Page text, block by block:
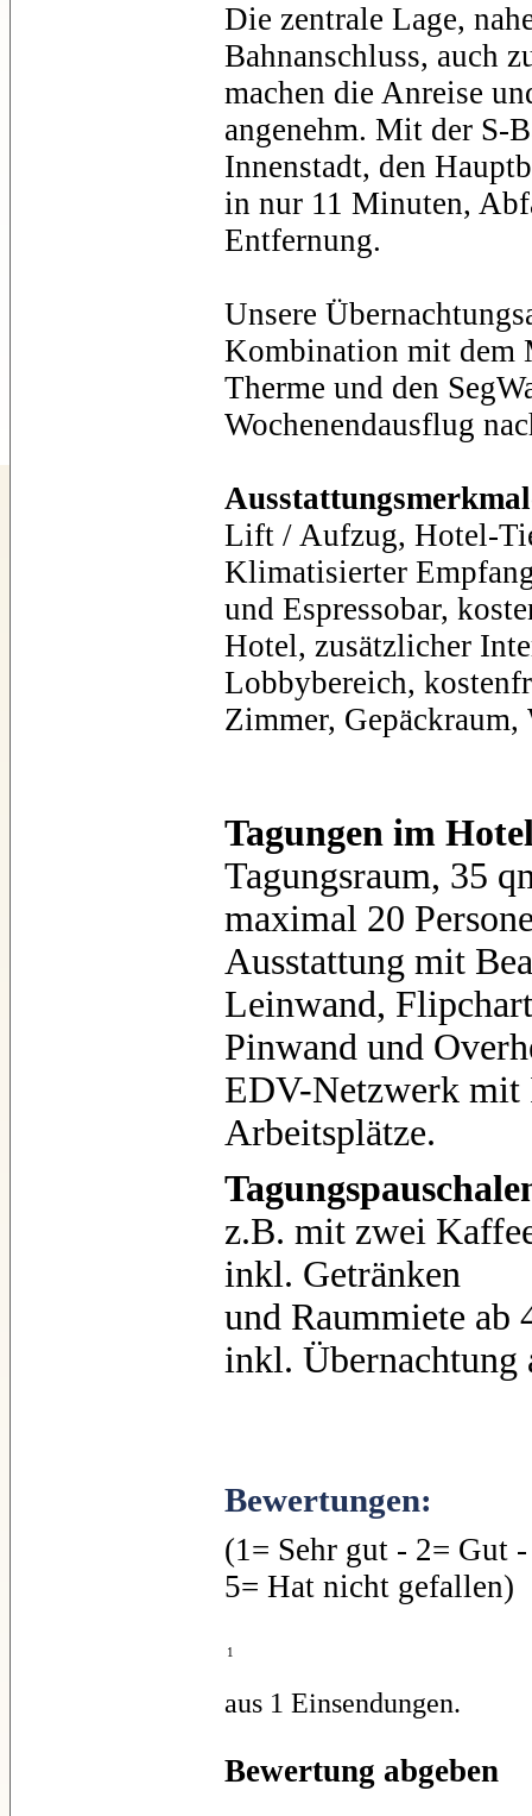
Die zentrale Lage,
Bahnanschluss, auch
machen die Anreise
angenehm. Mit der S-
Innenstadt, den
in nur 11 Minuten,
Entfernung.
Unsere
Kombination mit dem
Therme und den
Wochenendausflug
Lift / Aufzug, Hotel-
Klimatisierter
und Espressobar,
Hotel, zusätzlicher
Lobbybereich,
Zimmer, Gepäckraum,
Tagungen im
Tagungsraum, 35
maximal 20
Ausstattung mit
Leinwand,
Pinwand und
EDV-Netzwerk mit
Arbeitsplätze.
z.B. mit zwei
inkl. Getränken
und Raummiete ab
inkl. Übernachtung
Bewertungen:
(1= Sehr gut - 2= Gut
5= Hat nicht gefallen)
1
aus 1 Einsendungen.
Bewertung abgeben